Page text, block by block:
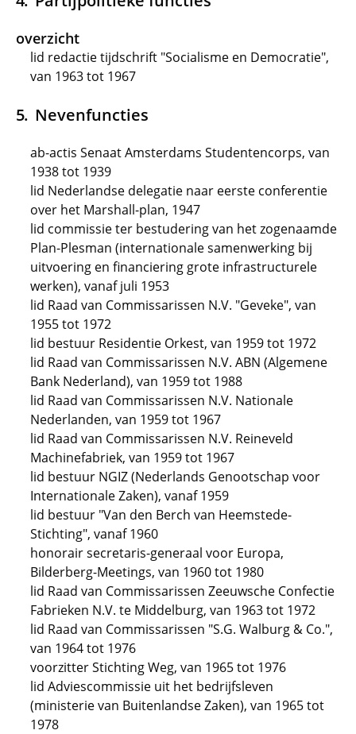
overzicht
lid redactie tijdschrift "Socialisme en Democratie",
van 1963 tot 1967
Nevenfuncties
ab-actis Senaat Amsterdams Studentencorps, van
1938 tot 1939
lid Nederlandse delegatie naar eerste conferentie
over het Marshall-plan, 1947
lid commissie ter bestudering van het zogenaamde
Plan-Plesman (internationale samenwerking bij
uitvoering en financiering grote infrastructurele
werken), vanaf juli 1953
lid Raad van Commissarissen N.V. "Geveke", van
1955 tot 1972
lid bestuur Residentie Orkest, van 1959 tot 1972
lid Raad van Commissarissen N.V. ABN (Algemene
Bank Nederland), van 1959 tot 1988
lid Raad van Commissarissen N.V. Nationale
Nederlanden, van 1959 tot 1967
lid Raad van Commissarissen N.V. Reineveld
Machinefabriek, van 1959 tot 1967
lid bestuur NGIZ (Nederlands Genootschap voor
Internationale Zaken), vanaf 1959
lid bestuur "Van den Berch van Heemstede-
Stichting", vanaf 1960
honorair secretaris-generaal voor Europa,
Bilderberg-Meetings, van 1960 tot 1980
lid Raad van Commissarissen Zeeuwsche Confectie
Fabrieken N.V. te Middelburg, van 1963 tot 1972
lid Raad van Commissarissen "S.G. Walburg & Co.",
van 1964 tot 1976
voorzitter Stichting Weg, van 1965 tot 1976
lid Adviescommissie uit het bedrijfsleven
(ministerie van Buitenlandse Zaken), van 1965 tot
1978